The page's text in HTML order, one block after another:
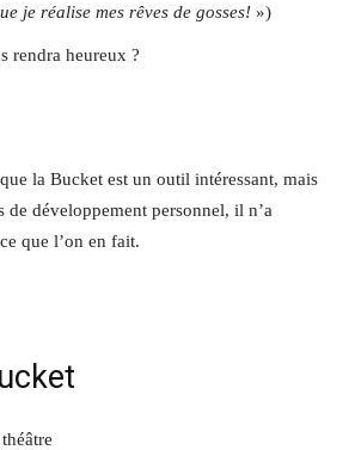
je réalise mes rêves de gosses! »)
rendra heureux ?
la Bucket est un outil intéressant, mais
de développement personnel, il n’a
que l’on en fait.